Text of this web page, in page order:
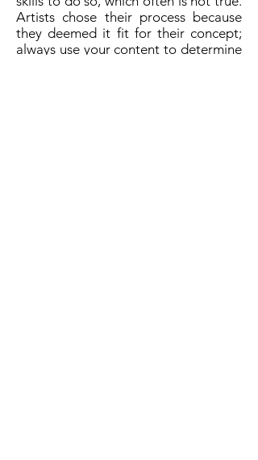
Artists chose their process because
they deemed it fit for their concept;
always use your content to determine